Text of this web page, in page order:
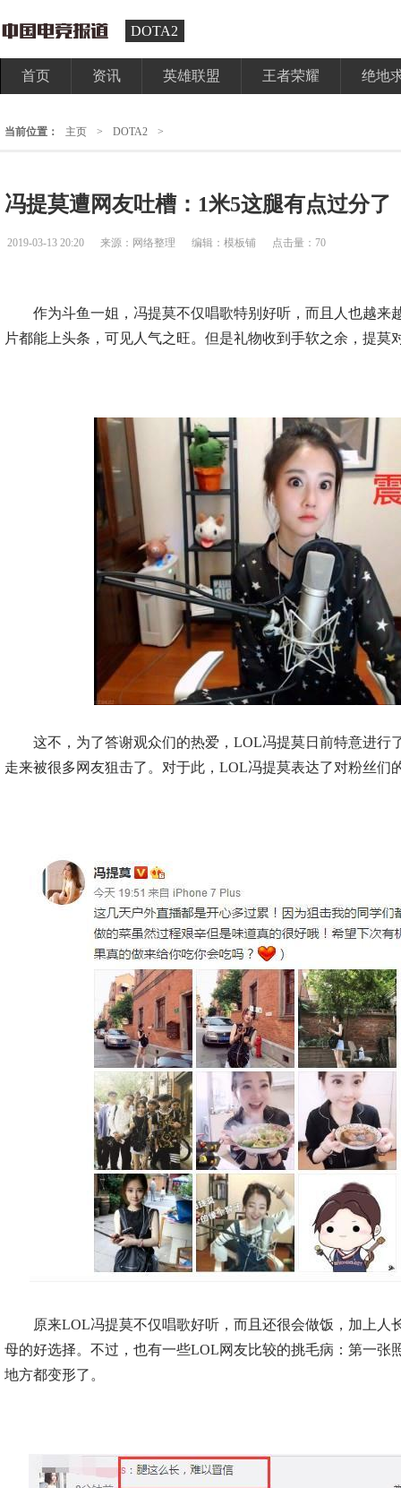
DOTA2
首页 资讯 英雄联盟 王者荣耀 绝地
当前位置： 主页 > DOTA2 >
冯提莫遭网友吐槽：1米5这腿有点过分了
2019-03-13 20:20 来源：网络整理 编辑：模板铺 点击量：70
作为斗鱼一姐，冯提莫不仅唱歌特别好听，而且人也越来
片都能上头条，可见人气之旺。但是礼物收到手软之余，提莫
这不，为了答谢观众们的热爱，LOL冯提莫日前特意进行
走来被很多网友狙击了。对于此，LOL冯提莫表达了对粉丝们
原来LOL冯提莫不仅唱歌好听，而且还很会做饭，加上人
母的好选择。不过，也有一些LOL网友比较的挑毛病：第一张
地方都变形了。